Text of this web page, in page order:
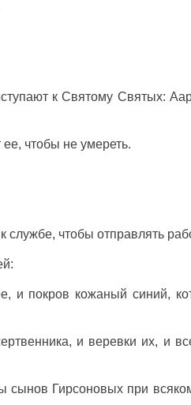
кСвятому Святых:
ее, чтобы не умереть.
к службе, чтобы отправлять
:
и покров кожаный синий,
, и веревки их, и
сынов Гирсоновых при